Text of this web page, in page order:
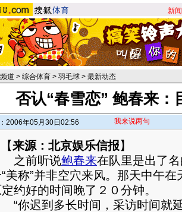
新闻
道 > 综合体育 > 羽毛球 > 最新动态
否认“春雪恋” 鲍春来：
2006年05月30日02:56 我来说两句
【来源：北京娱乐信报】
前听说鲍春来在队里是出了
美称”并非空穴来风。那天中午
定约好的时间晚了２０分钟。
你迟到多长时间，采访时间就